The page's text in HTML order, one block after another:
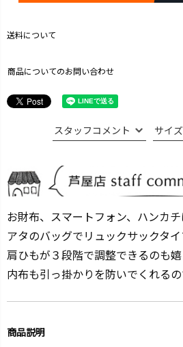
送料について
商品についてのお問い合わせ
スタッフコメント サイ
お財布、スマートフォン、ハンカチ
アタのバッグでリュックサックタイ
肩ひもが３段階で調整できるのも嬉
内布も引っ掛かりを防いでくれる
商品説明